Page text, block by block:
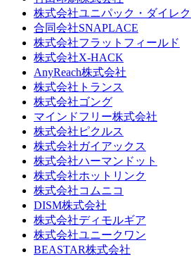
株式会社ユニパック・ダイレク
合同会社SNAPLACE
株式会社フラットフィールド
株式会社X-HACK
AnyReach株式会社
株式会社トランス
株式会社ゴング
マインドフリー株式会社
株式会社ピクルス
株式会社ガイアックス
株式会社ハーマンドット
株式会社ホットリンク
株式会社コムニコ
DISM株式会社
株式会社ディモルギア
株式会社ユニークワン
BEASTAR株式会社